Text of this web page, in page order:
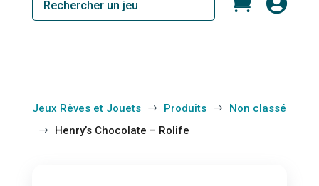
Jeux Rêves et Jouets $ Produits $ Non classé
$ Henry’s Chocolate – Rolife